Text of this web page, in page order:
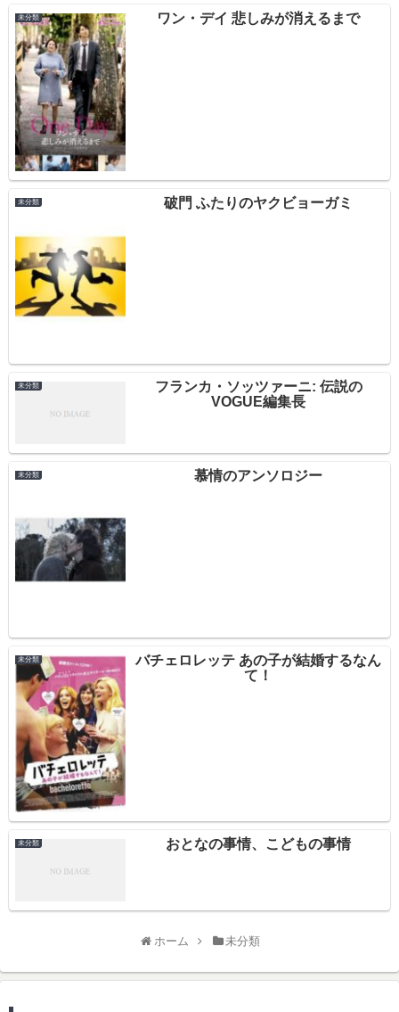
未分類 ワン・デイ 悲しみが消えるまで
未分類 破門 ふたりのヤクビョーガミ
未分類
フランカ・ソッツァーニ: 伝説の
VOGUE編集長
未分類 慕情のアンソロジー
未分類
バチェロレッテ あの子が結婚するなん
て！
未分類 おとなの事情、こどもの事情
ホーム 未分類